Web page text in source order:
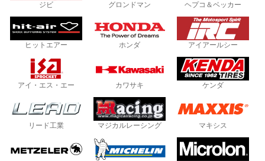
ジビ グロンドマン ヘプコ＆ベッカー
ヒットエアー ホンダ アイアールシー
アイ・エス・エー カワサキ ケンダ
リード工業 マジカルレーシング マキシス